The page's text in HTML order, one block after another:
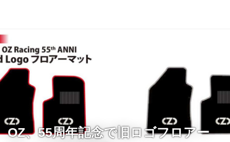
OZ、55周年記念で旧ロゴフロアー